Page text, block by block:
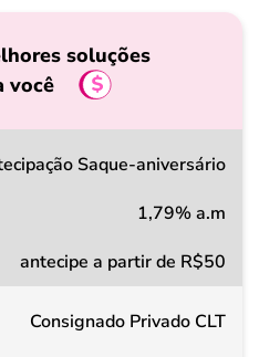
soluções
você
Saque-aniversário
1,79% a.m
antecipe a partir de R$50
Consignado Privado CLT